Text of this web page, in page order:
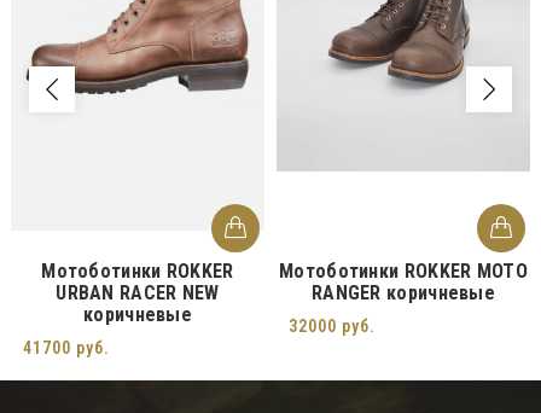
Мотоботинки ROKKER
URBAN RACER NEW
коричневые
41700 руб.
Мотоботинки ROKKER MOTO
RANGER коричневые
32000 руб.